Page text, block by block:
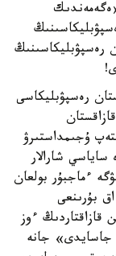
رەسپۋبليكاسىنىڭ
رەسپۋبليكاسى
ۇجىمداستىرۋ
شارالار
ءماجبۇر بولعان
بۇرىنعى
قازاقتاردىڭ ءوز
جاسايدى» جانە